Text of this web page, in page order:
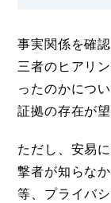
事実関係を確
三者のヒアリ
ったのかにつ
証拠の存在が
ただし、安易
撃者が知らな
等、プライバ